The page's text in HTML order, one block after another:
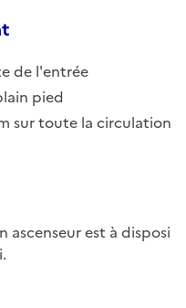
de l'entrée
pied
sur toute la circulation
ascenseur est à disposi